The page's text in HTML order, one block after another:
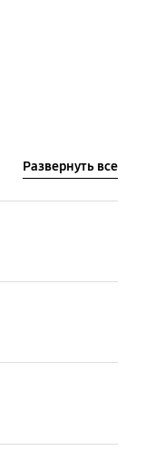
Развернуть все